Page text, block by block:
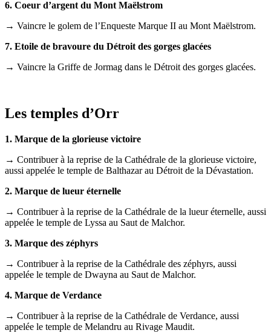
6. Coeur d’argent du Mont Maëlstrom
→ Vaincre le golem de l’Enqueste Marque II au Mont Maëlstrom.
7. Etoile de bravoure du Détroit des gorges glacées
→ Vaincre la Griffe de Jormag dans le Détroit des gorges glacées.
Les temples d’Orr
1. Marque de la glorieuse victoire
→ Contribuer à la reprise de la Cathédrale de la glorieuse victoire,
aussi appelée le temple de Balthazar au Détroit de la Dévastation.
2. Marque de lueur éternelle
→ Contribuer à la reprise de la Cathédrale de la lueur éternelle, aussi
appelée le temple de Lyssa au Saut de Malchor.
3. Marque des zéphyrs
→ Contribuer à la reprise de la Cathédrale des zéphyrs, aussi
appelée le temple de Dwayna au Saut de Malchor.
4. Marque de Verdance
→ Contribuer à la reprise de la Cathédrale de Verdance, aussi
appelée le temple de Melandru au Rivage Maudit.